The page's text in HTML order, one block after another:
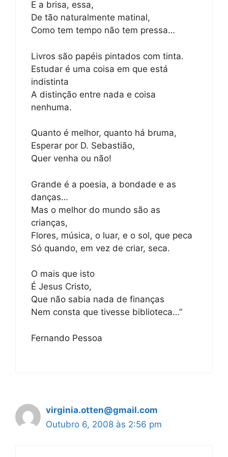
E a brisa, essa,
De tão naturalmente matinal,
Como tem tempo não tem pressa…
Livros são papéis pintados com tinta.
Estudar é uma coisa em que está
indistinta
A distinção entre nada e coisa
nenhuma.
Quanto é melhor, quanto há bruma,
Esperar por D. Sebastião,
Quer venha ou não!
Grande é a poesia, a bondade e as
danças…
Mas o melhor do mundo são as
crianças,
Flores, música, o luar, e o sol, que peca
Só quando, em vez de criar, seca.
O mais que isto
É Jesus Cristo,
Que não sabia nada de finanças
Nem consta que tivesse biblioteca…”
Fernando Pessoa
virginia.otten@gmail.com
Outubro 6, 2008 às 2:56 pm